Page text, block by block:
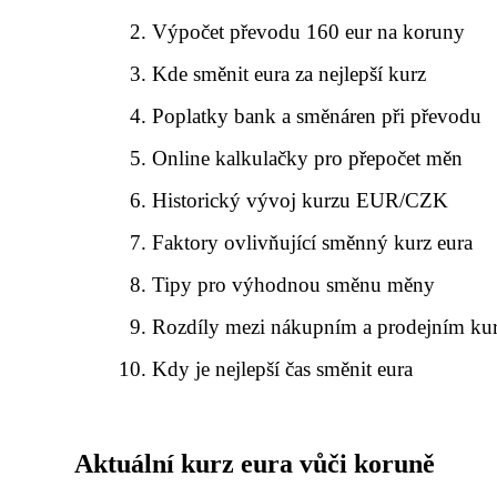
Výpočet převodu 160 eur na koruny
Kde směnit eura za nejlepší kurz
Poplatky bank a směnáren při převodu
Online kalkulačky pro přepočet měn
Historický vývoj kurzu EUR/CZK
Faktory ovlivňující směnný kurz eura
Tipy pro výhodnou směnu měny
Rozdíly mezi nákupním a prodejním
Kdy je nejlepší čas směnit eura
Aktuální kurz eura vůči koruně